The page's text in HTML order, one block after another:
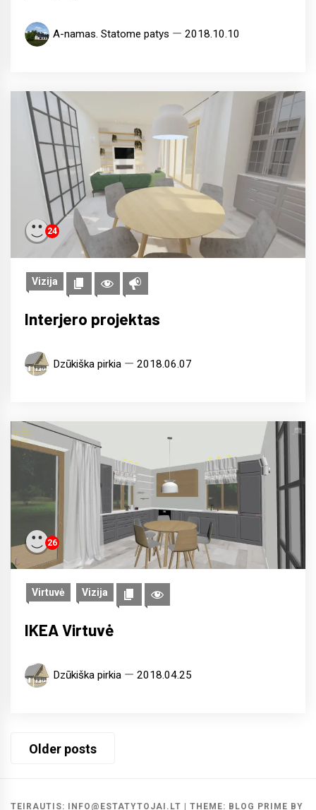
A-namas. Statome patys 2018.10.10
24
Vizija
Interjero projektas
Dzūkiška pirkia 2018.06.07
26
Virtuvė Vizija
IKEA Virtuvė
Dzūkiška pirkia 2018.04.25
Posts
Older posts
TEIRAUTIS: INFO@ESTATYTOJAI.LT THEME: BLOG PRIME BY